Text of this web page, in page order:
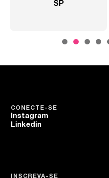
SP
CONECTE-SE
Instagram
Linkedin
INSCREVA-SE